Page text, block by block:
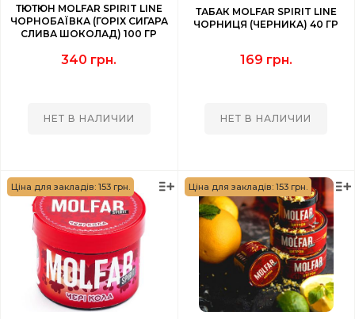
ТЮТЮН MOLFAR SPIRIT LINE
ЧОРНОБАЇВКА (ГОРІХ СИГАРА
СЛИВА ШОКОЛАД) 100 ГР
340 грн.
НЕТ В НАЛИЧИИ
ТАБАК MOLFAR SPIRIT LINE
ЧОРНИЦЯ (ЧЕРНИКА) 40 ГР
169 грн.
НЕТ В НАЛИЧИИ
Ціна для закладів: 153 грн. Ціна для закладів: 153 грн.